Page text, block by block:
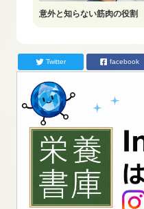
意外と知らない筋肉の役割
Twitter facebook